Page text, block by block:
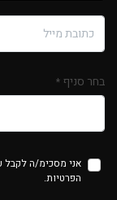
בחר סניף *
אני מסכימ/ה לקבל
הפרטיות.